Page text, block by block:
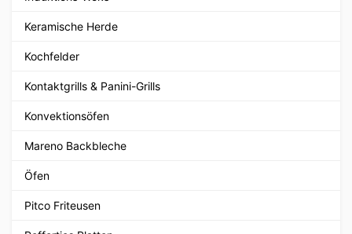
Keramische Herde
Kochfelder
Kontaktgrills & Panini-Grills
Konvektionsöfen
Mareno Backbleche
Öfen
Pitco Friteusen